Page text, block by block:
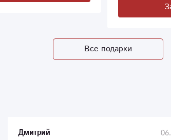
Все подарки
Дмитрий